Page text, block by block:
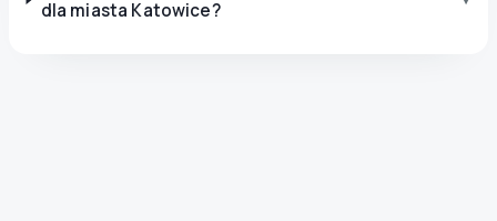
dla miasta Katowice?